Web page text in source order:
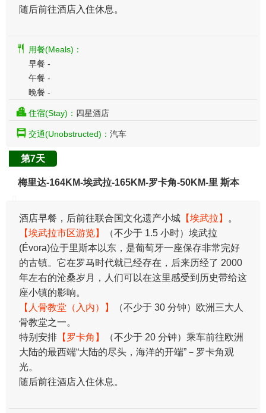
随后前往酒店入住休息。
用餐(Meals)：
早餐 -
午餐 -
晚餐 -
住宿(Stay)： 四星酒店
交通(Unobstructed)： 汽车
第7天
梅里达-164KM-埃武拉-165KM-罗卡角-50KM-里 斯本
酒店早餐，后前往联合国文化遗产小城 【埃武拉】
。
【埃武拉市区游览】
（不少于 1.5 小时）埃武拉
(Évora)位于里斯本以东，是葡萄牙一座保存非常完好
的古镇。它在罗马时代就已经存在，后来历经了 2000
年左右的沧桑岁月，人们可以在这里感受到历史带给这
座小镇的影响。
【人骨教堂（入内）】
（不少于 30 分钟）欧洲三大人
骨教堂之一。
特别安排 【罗卡角】
（不少于 20 分钟）乘车前往欧洲
大陆的最西端“大陆的尽头，海洋的开端”－罗卡角观
光。
随后前往酒店入住休息。